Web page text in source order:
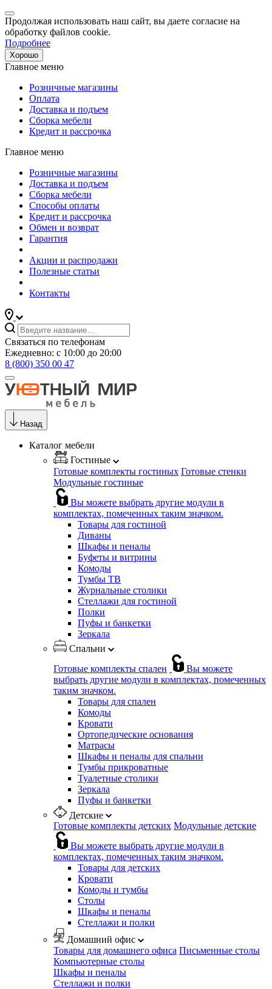
Продолжая использовать наш сайт, вы даете согласие на
обработку файлов cookie.
Подробнее
Хорошо
Главное меню
Розничные магазины
Оплата
Доставка и подъем
Сборка мебели
Кредит и рассрочка
Главное меню
Розничные магазины
Доставка и подъем
Сборка мебели
Способы оплаты
Кредит и рассрочка
Обмен и возврат
Гарантия
Акции и распродажи
Полезные статьи
Контакты
Связаться по телефонам
Ежедневно: с 10:00 до 20:00
8 (800) 350 00 47
Назад
Каталог мебели
Гостиные
Готовые комплекты гостиных Готовые стенки
Модульные гостиные
Вы можете выбрать другие модули в
комплектах, помеченных таким значком.
Товары для гостиной
Диваны
Шкафы и пеналы
Буфеты и витрины
Комоды
Тумбы ТВ
Журнальные столики
Стеллажи для гостиной
Полки
Пуфы и банкетки
Зеркала
Спальни
Готовые комплекты спален
Вы можете
выбрать другие модули в комплектах, помеченных
таким значком.
Товары для спален
Комоды
Кровати
Ортопедические основания
Матрасы
Шкафы и пеналы для спальни
Тумбы прикроватные
Туалетные столики
Зеркала
Пуфы и банкетки
Детские
Готовые комплекты детских Модульные детские
Вы можете выбрать другие модули в
комплектах, помеченных таким значком.
Товары для детских
Кровати
Комоды и тумбы
Столы
Шкафы и пеналы
Стеллажи и полки
Домашний офис
Товары для домашнего офиса Письменные столы
Компьютерные столы
Шкафы и пеналы
Стеллажи и полки